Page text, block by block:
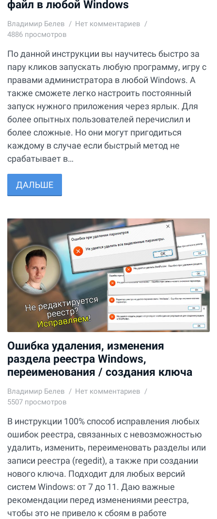
файл в любой Windows
Владимир Белев
Нет комментариев
4886 просмотров
По данной инструкции вы научитесь быстро за
пару кликов запускать любую программу, игру с
правами администратора в любой Windows. А
также сможете легко настроить постоянный
запуск нужного приложения через ярлык. Для
более опытных пользователей перечислил и
более сложные. Но они могут пригодиться
каждому в случае если быстрый метод не
срабатывает в…
ДАЛЬШЕ
Ошибка удаления, изменения
раздела реестра Windows,
переименования / создания ключа
Владимир Белев
Нет комментариев
5507 просмотров
В инструкции 100% способ исправления любых
ошибок реестра, связанных с невозможностью
удалить, изменить, переименовать разделы или
записи реестра (regedit), а также при создании
нового ключа. Подходит для любых версий
систем Windows: от 7 до 11. Даю важные
рекомендации перед изменениями реестра,
чтобы это не привело к сбоям в работе